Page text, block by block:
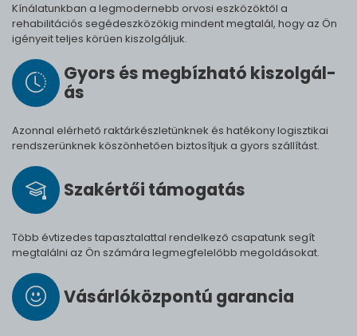
Kínálatunkban a legmodernebb orvosi eszközöktől a
rehabilitációs segédeszközökig mindent megtalál, hogy az Ön
igényeit teljes körűen kiszolgáljuk.
Gyors és meg­bíz­ha­tó ki­szol­gál­
ás
Azonnal elérhető raktárkészletünknek és hatékony logisztikai
rendszerünknek köszönhetően biztosítjuk a gyors szállítást.
Szak­értői tá­mo­ga­tás
Több évtizedes tapasztalattal rendelkező csapatunk segít
megtalálni az Ön számára legmegfelelőbb megoldásokat.
Vásárló­köz­pontú ga­ran­cia